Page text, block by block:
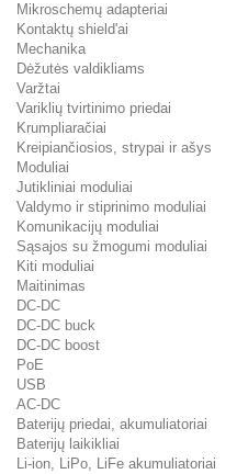
Mikroschemų adapteriai
Kontaktų shield'ai
Mechanika
Dėžutės valdikliams
Varžtai
Variklių tvirtinimo priedai
Krumpliaračiai
Kreipiančiosios, strypai ir ašys
Moduliai
Jutikliniai moduliai
Valdymo ir stiprinimo moduliai
Komunikacijų moduliai
Sąsajos su žmogumi moduliai
Kiti moduliai
Maitinimas
DC-DC
DC-DC buck
DC-DC boost
PoE
USB
AC-DC
Baterijų priedai, akumuliatoriai
Baterijų laikikliai
Li-ion, LiPo, LiFe akumuliatoriai